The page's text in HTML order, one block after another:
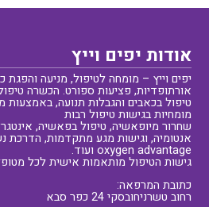
אודות יפים וייץ
יפים וייץ – מומחה לטיפול, מניעה והפגת
אורתופדיות, פציעות ספורט. הכשרה
טיפול בכאבים והגבלות תנועה, באמצעות
מומחיות בגישות טיפול רבות
שחרור מיופאשיה, טיפול בפאשיה,
אנטומיה, וגישות מגע מתקדמות, הדרכת
oxygen advantage ועוד.
גישות הטיפול מותאמות אישית לכל
כתובת המרפאה:
רחוב טשרניחובסקי 24 כפר סבא